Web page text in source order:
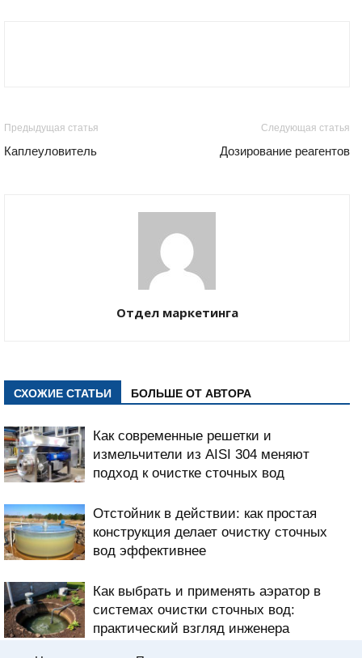
Предыдущая статья
Каплеуловитель
Следующая статья
Дозирование реагентов
Отдел маркетинга
СХОЖИЕ СТАТЬИ БОЛЬШЕ ОТ АВТОРА
Как современные решетки и
измельчители из AISI 304 меняют
подход к очистке сточных вод
Отстойник в действии: как простая
конструкция делает очистку сточных
вод эффективнее
Как выбрать и применять аэратор в
системах очистки сточных вод:
практический взгляд инженера